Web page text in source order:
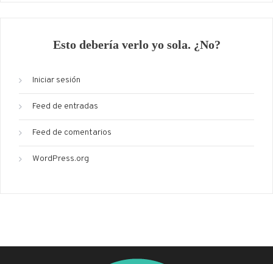
Esto debería verlo yo sola. ¿No?
Iniciar sesión
Feed de entradas
Feed de comentarios
WordPress.org